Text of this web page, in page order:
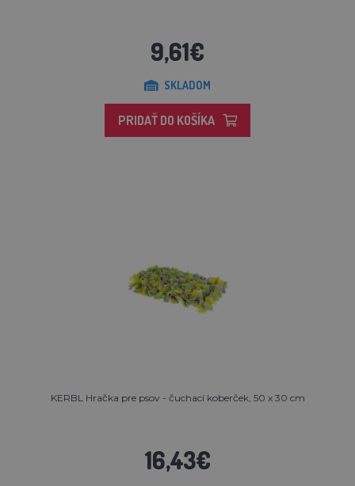
9,61€
SKLADOM
PRIDAŤ DO KOŠÍKA
KERBL Hračka pre psov - čuchací koberček, 50 x 30 cm
16,43€